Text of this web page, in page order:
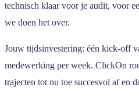
technisch klaar voor je audit, voor
we doen het over.
Jouw tijdsinvestering: één kick-off
medewerking per week. ClickOn
trajecten tot nu toe succesvol af en